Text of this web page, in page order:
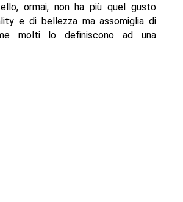
ormai, non ha più quel gusto
e di bellezza ma assomiglia di
molti lo definiscono ad una